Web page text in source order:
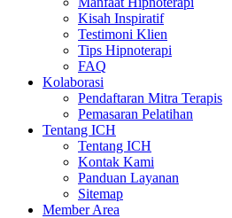
Kisah Inspiratif
Testimoni Klien
Tips Hipnoterapi
FAQ
Kolaborasi
Pendaftaran Mitra Terapis
Pemasaran Pelatihan
Tentang ICH
Tentang ICH
Kontak Kami
Panduan Layanan
Sitemap
Member Area